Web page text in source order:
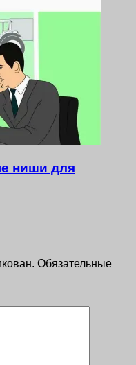
ниши для
Обязательные